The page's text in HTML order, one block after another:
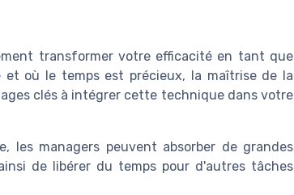
transformer votre efficacité en tant que
où le temps est précieux, la maîtrise de la
clés à intégrer cette technique dans votre
les managers peuvent absorber de grandes
de libérer du temps pour d'autres tâches